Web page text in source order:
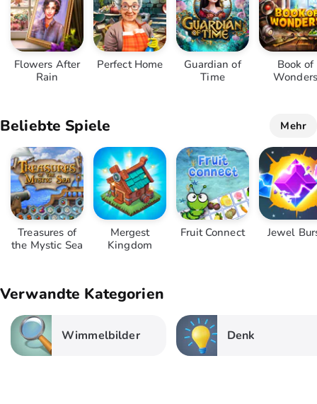
Flowers After
Rain
Perfect Home
Guardian of
Time
Book of
Wonders
Beliebte Spiele Mehr
Treasures of
the Mystic Sea
Mergest
Kingdom
Fruit Connect Jewel
Verwandte Kategorien
Wimmelbilder Denk